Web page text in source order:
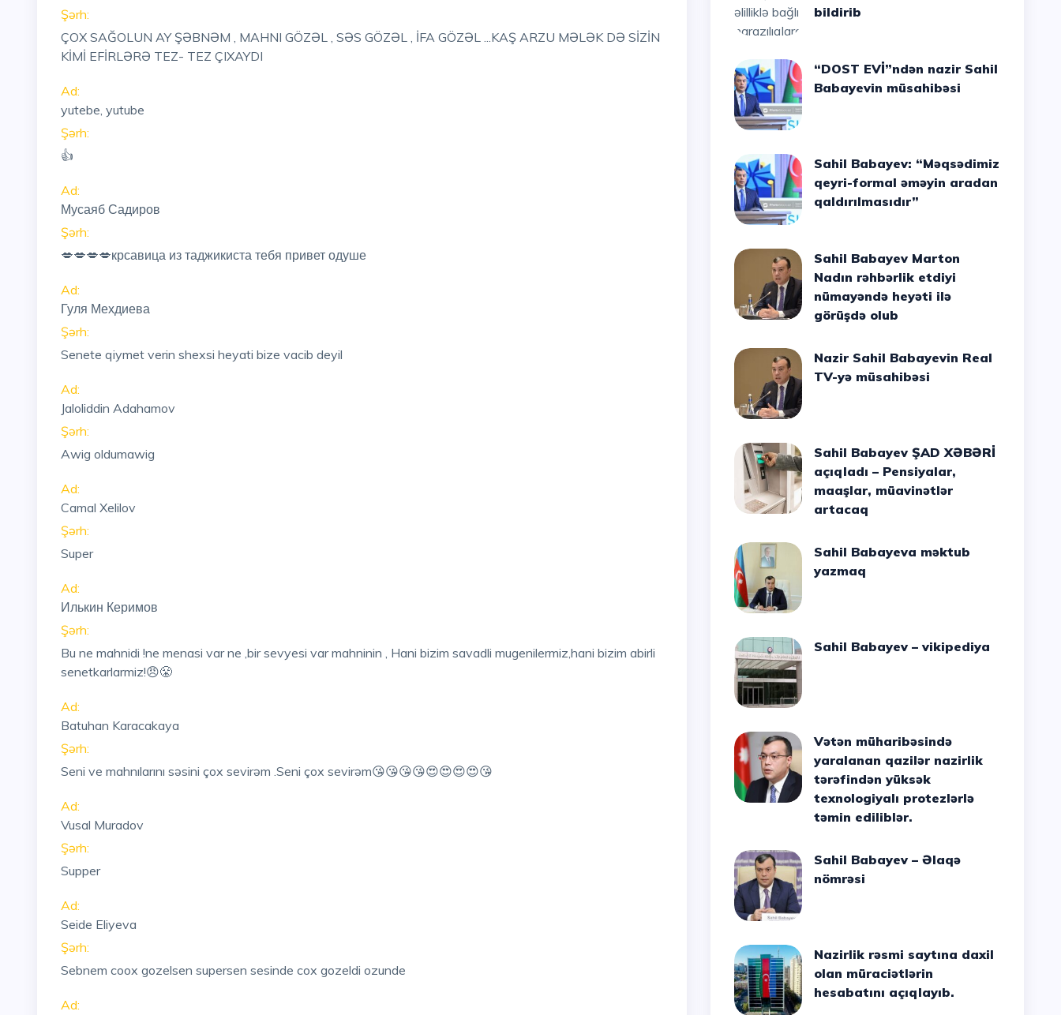
Şərh:
ÇOX SAĞOLUN AY ŞƏBNƏM , MAHNI GÖZƏL , SƏS GÖZƏL , İFA GÖZƏL ...KAŞ ARZU MƏLƏK DƏ SİZİN
KİMİ EFİRLƏRƏ TEZ- TEZ ÇIXAYDI
Ad:
yutebe, yutube
Şərh:
👍
Ad:
Мусаяб Садиров
Şərh:
💋💋💋💋крсавица из таджикиста тебя привет одуше
Ad:
Гуля Мехдиева
Şərh:
Senete qiymet verin shexsi heyati bize vacib deyil
Ad:
Jaloliddin Adahamov
Şərh:
Awig oldumawig
Ad:
Camal Xelilov
Şərh:
Super
Ad:
Илькин Керимов
Şərh:
Bu ne mahnidi !ne menasi var ne ,bir sevyesi var mahninin , Hani bizim savadli mugenilermiz,hani bizim abirli
senetkarlarmiz!😠😤
Ad:
Batuhan Karacakaya
Şərh:
Seni ve mahnılarını səsini çox sevirəm .Seni çox sevirəm😘😘😘😘😍😍😍😍😘
Ad:
Vusal Muradov
Şərh:
Supper
Ad:
Seide Eliyeva
Şərh:
Sebnem coox gozelsen supersen sesinde cox gozeldi ozunde
Ad:
bildirib
“DOST EVİ”ndən nazir Sahil
Babayevin müsahibəsi
Sahil Babayev: “Məqsədimiz
qeyri-formal əməyin aradan
qaldırılmasıdır”
Sahil Babayev Marton
Nadın rəhbərlik etdiyi
nümayəndə heyəti ilə
görüşdə olub
Nazir Sahil Babayevin Real
TV-yə müsahibəsi
Sahil Babayev ŞAD XƏBƏRİ
açıqladı – Pensiyalar,
maaşlar, müavinətlər
artacaq
Sahil Babayeva məktub
yazmaq
Sahil Babayev – vikipediya
Vətən müharibəsində
yaralanan qazilər nazirlik
tərəfindən yüksək
texnologiyalı protezlərlə
təmin ediliblər.
Sahil Babayev – Əlaqə
nömrəsi
Nazirlik rəsmi saytına daxil
olan müraciətlərin
hesabatını açıqlayıb.